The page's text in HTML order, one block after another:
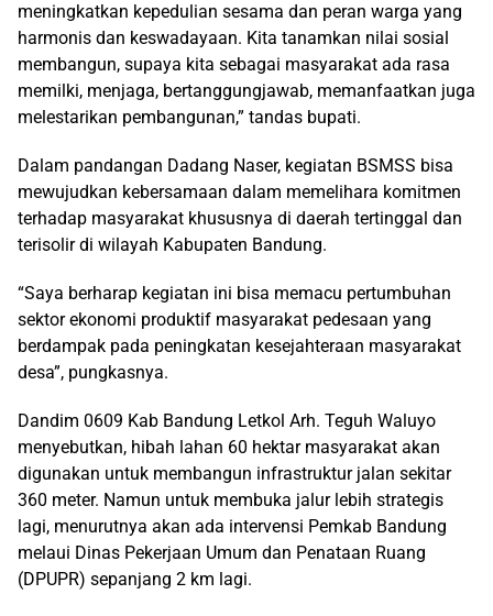
meningkatkan kepedulian sesama dan peran warga yang
harmonis dan keswadayaan. Kita tanamkan nilai sosial
membangun, supaya kita sebagai masyarakat ada rasa
memilki, menjaga, bertanggungjawab, memanfaatkan juga
melestarikan pembangunan,” tandas bupati.
Dalam pandangan Dadang Naser, kegiatan BSMSS bisa
mewujudkan kebersamaan dalam memelihara komitmen
terhadap masyarakat khususnya di daerah tertinggal dan
terisolir di wilayah Kabupaten Bandung.
“Saya berharap kegiatan ini bisa memacu pertumbuhan
sektor ekonomi produktif masyarakat pedesaan yang
berdampak pada peningkatan kesejahteraan masyarakat
desa”, pungkasnya.
Dandim 0609 Kab Bandung Letkol Arh. Teguh Waluyo
menyebutkan, hibah lahan 60 hektar masyarakat akan
digunakan untuk membangun infrastruktur jalan sekitar
360 meter. Namun untuk membuka jalur lebih strategis
lagi, menurutnya akan ada intervensi Pemkab Bandung
melaui Dinas Pekerjaan Umum dan Penataan Ruang
(DPUPR) sepanjang 2 km lagi.